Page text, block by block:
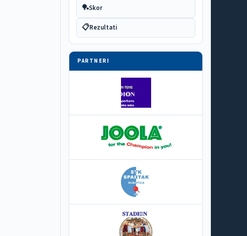
🏓Skor
📋Rezultati
PARTNERI